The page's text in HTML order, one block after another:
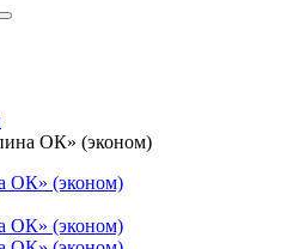
ОК» (эконом)